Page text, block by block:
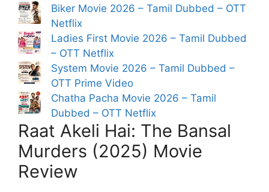
Biker Movie 2026 – Tamil Dubbed – OTT
Netflix
Ladies First Movie 2026 – Tamil Dubbed
– OTT Netflix
System Movie 2026 – Tamil Dubbed –
OTT Prime Video
Chatha Pacha Movie 2026 – Tamil
Dubbed – OTT Netflix
Raat Akeli Hai: The Bansal
Murders (2025) Movie
Review